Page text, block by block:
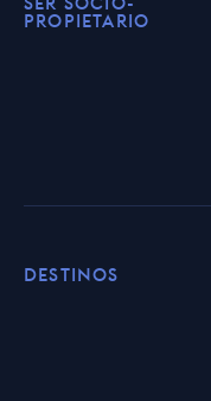
PROPIETARIO
DESTINOS